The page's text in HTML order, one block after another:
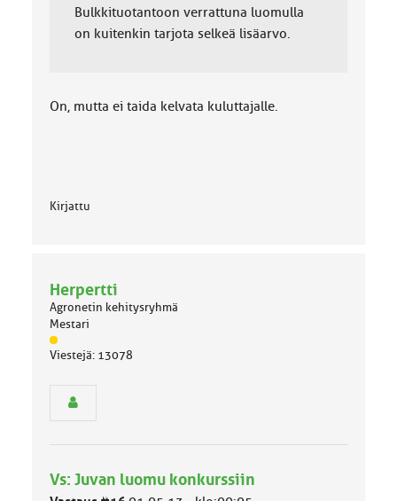
Bulkkituotantoon verrattuna luomulla
on kuitenkin tarjota selkeä lisäarvo.
On, mutta ei taida kelvata kuluttajalle.
Kirjattu
Herpertti
Agronetin kehitysryhmä
Mestari
J
ä
m
ä
Viestejä: 13078
Vs: Juvan luomu konkurssiin